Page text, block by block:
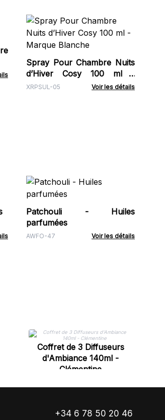
Spray Pour Chambre Nuits
d’Hiver Cosy 100 ml -
Marque Blanche
XRPSUL-05 Voir les détails
Patchouli - Huiles
parfumées
AWFO-47 Voir les détails
Coffret de 3 Diffuseurs
d'Ambiance 140ml -
Clémentine
+34 6 78 50 20 46